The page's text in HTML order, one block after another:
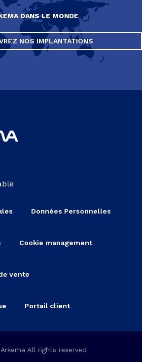
DANS LE MONDE
NOS IMPLANTATIONS
Données Personnelles
Cookie management
vente
Portail client
All rights reserved